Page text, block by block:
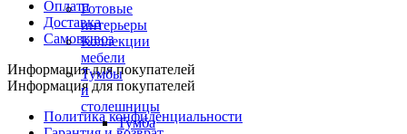
Готовые
интерьеры
Коллекции
мебели
Тумбы
и
столешницы
Тумба
Оплата
Доставка
Самовывоз
Информация для покупателей
Информация для покупателей
Политика конфиденциальности